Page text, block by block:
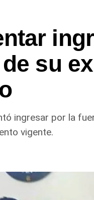
su
ingresar por la
vigente.